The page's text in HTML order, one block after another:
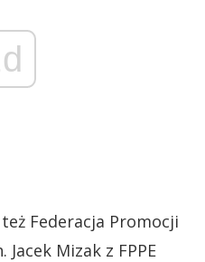
Federacja Promocji
Mizak z FPPE